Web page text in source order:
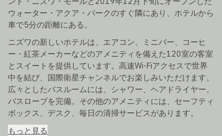
ウォーター・アクア・パークのすぐ隣にあり、ホテルから
車で5分の距離にある。
ニズワの新しいホテルは、エアコン、ミニバー、コーヒ
ー・紅茶メーカーなどのアメニティを備えた120室の客室
とスイートを提供しています。高速Wi-Fiアクセスで世界
中を結び、国際衛星チャンネルでお楽しみいただけます。
広々としたバスルームには、シャワー、ヘアドライヤー、
バスローブを完備。その他のアメニティには、セーフティ
ボックス、デスク、毎日の清掃サービスがあります。
もっと見る